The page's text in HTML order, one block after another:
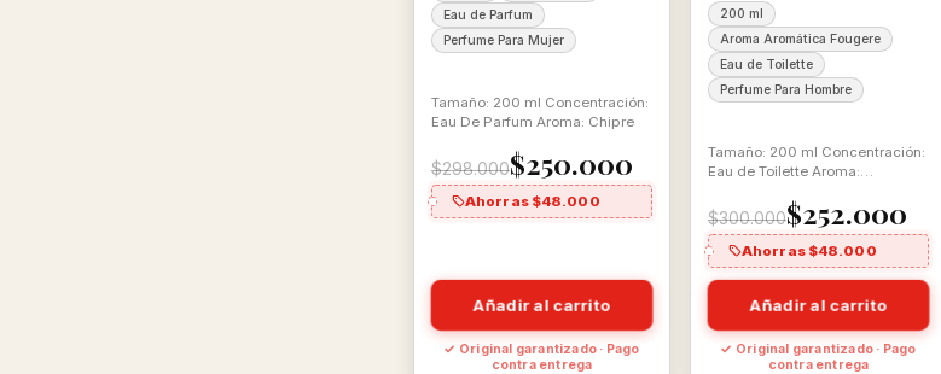
Eau de Parfum
Perfume Para Mujer
Tamaño: 200 ml Concentración:
Eau De Parfum Aroma: Chipre
$298.000$250.000
Ahorras $48.000
Añadir al carrito
✓ Original garantizado · Pago
contra entrega
200 ml
Aroma Aromática Fougere
Eau de Toilette
Perfume Para Hombre
Tamaño: 200 ml Concentración:
Eau de Toilette Aroma:
$300.000$252.000
Ahorras $48.000
Añadir al carrito
✓ Original garantizado · Pago
contra entrega